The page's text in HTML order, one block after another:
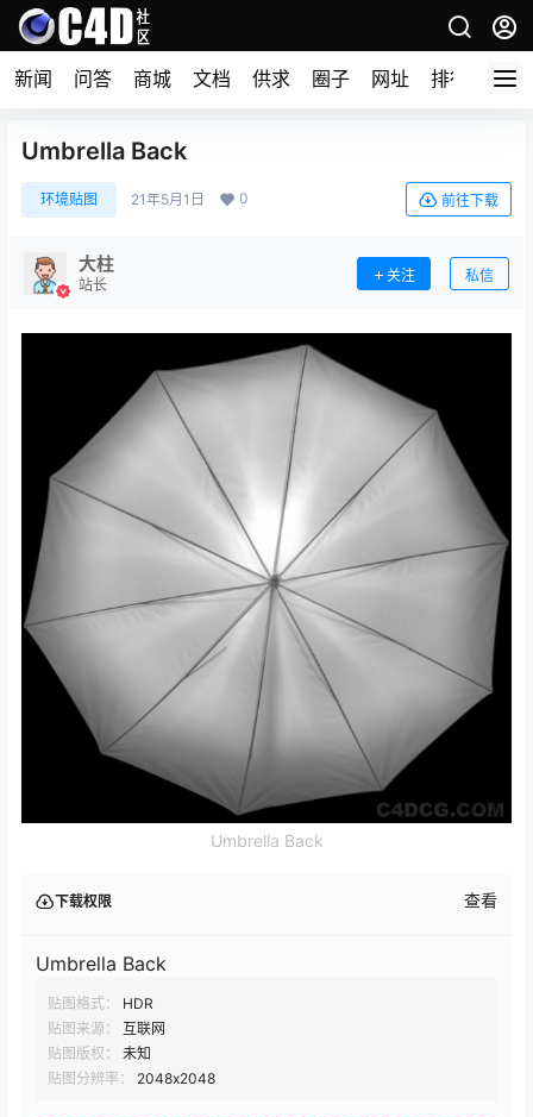
新闻 问答 商城 文档 供求 圈子 网址 排行榜
Umbrella Back
环境贴图 21年5月1日 0 前往下载
大柱
站长
关注 私信
Umbrella Back
下载权限 查看
Umbrella Back
贴图格式：
HDR
贴图来源：
互联网
贴图版权：
未知
贴图分辨率：
2048x2048